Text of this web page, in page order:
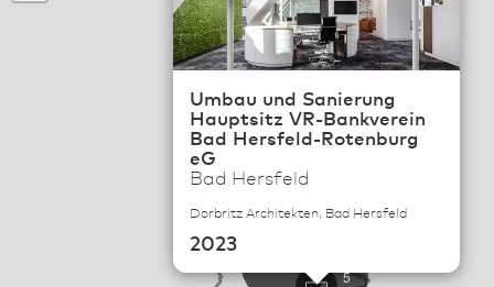
5
Umbau und Sanierung
Hauptsitz VR-Bankverein
Bad Hersfeld-Rotenburg
eG
Bad Hersfeld
Dorbritz Architekten, Bad Hersfeld
2023